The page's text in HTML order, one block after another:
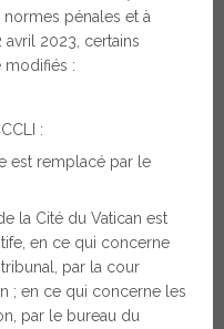
pénales et à
2023, certains
modifiés :
:
est remplacé par le
la Cité du Vatican est
en ce qui concerne
par la cour
; en ce qui concerne les
par le bureau du